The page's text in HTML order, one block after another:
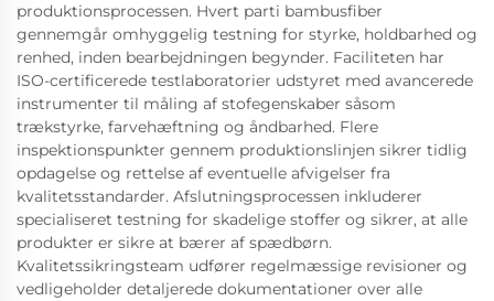
produktionsprocessen. Hvert parti bambusfiber
gennemgår omhyggelig testning for styrke, holdbarhed og
renhed, inden bearbejdningen begynder. Faciliteten har
ISO-certificerede testlaboratorier udstyret med avancerede
instrumenter til måling af stofegenskaber såsom
trækstyrke, farvehæftning og åndbarhed. Flere
inspektionspunkter gennem produktionslinjen sikrer tidlig
opdagelse og rettelse af eventuelle afvigelser fra
kvalitetsstandarder. Afslutningsprocessen inkluderer
specialiseret testning for skadelige stoffer og sikrer, at alle
produkter er sikre at bærer af spædbørn.
Kvalitetssikringsteam udfører regelmæssige revisioner og
vedligeholder detaljerede dokumentationer over alle